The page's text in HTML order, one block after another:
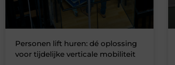
Personen lift huren: dé oplossing
voor tijdelijke verticale mobiliteit